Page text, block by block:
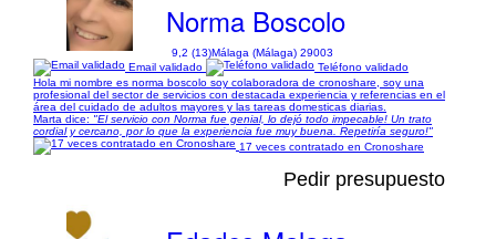
Norma Boscolo
9,2 (13)Málaga (Málaga) 29003
Email validado
Teléfono validado
Hola mi nombre es norma boscolo soy colaboradora de cronoshare, soy una
profesional del sector de servicios con destacada experiencia y referencias en el
área del cuidado de adultos mayores y las tareas domesticas diarias.
Marta dice: "El servicio con Norma fue genial, lo dejó todo impecable! Un trato
cordial y cercano, por lo que la experiencia fue muy buena. Repetiría seguro!"
17 veces contratado en Cronoshare
Pedir presupuesto